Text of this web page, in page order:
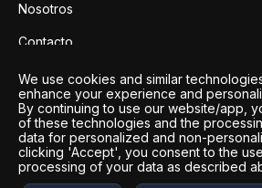
Nosotros
Contacto
Privacidad
We use cookies and similar
enhance your experience and
By continuing to use our website/app,
of these technologies and the
data for personalized and non-
clicking 'Accept', you consent to the
processing of your data as described